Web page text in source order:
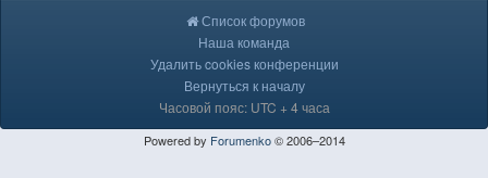
Список форумов
Наша команда
Удалить cookies конференции
Вернуться к началу
Часовой пояс: UTC + 4 часа
Powered by Forumenko© 2006–2014